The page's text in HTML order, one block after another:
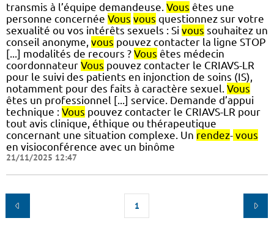
transmis à l’équipe demandeuse. Vous êtes une
personne concernée Vous vous questionnez sur votre
sexualité ou vos intérêts sexuels : Si vous souhaitez un
conseil anonyme, vous pouvez contacter la ligne STOP
[...] modalités de recours ? Vous êtes médecin
coordonnateur Vous pouvez contacter le CRIAVS-LR
pour le suivi des patients en injonction de soins (IS),
notamment pour des faits à caractère sexuel. Vous
êtes un professionnel [...] service. Demande d’appui
technique : Vous pouvez contacter le CRIAVS-LR pour
tout avis clinique, éthique ou thérapeutique
concernant une situation complexe. Un rendez- vous
en visioconférence avec un binôme
21/11/2025 12:47
1